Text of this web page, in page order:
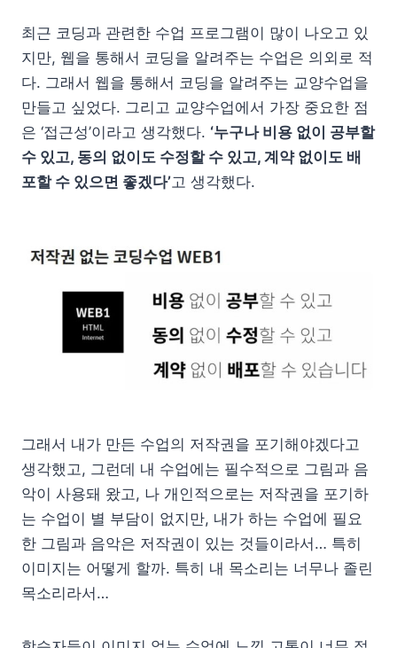
최근 코딩과 관련한 수업 프로그램이 많이 나오고 있
지만, 웹을 통해서 코딩을 알려주는 수업은 의외로 적
다. 그래서 웹을 통해서 코딩을 알려주는 교양수업을
만들고 싶었다. 그리고 교양수업에서 가장 중요한 점
은 ‘접근성’이라고 생각했다. ‘누구나 비용 없이 공부할
수 있고, 동의 없이도 수정할 수 있고, 계약 없이도 배
포할 수 있으면 좋겠다’고 생각했다.
그래서 내가 만든 수업의 저작권을 포기해야겠다고
생각했고, 그런데 내 수업에는 필수적으로 그림과 음
악이 사용돼 왔고, 나 개인적으로는 저작권을 포기하
는 수업이 별 부담이 없지만, 내가 하는 수업에 필요
한 그림과 음악은 저작권이 있는 것들이라서… 특히
이미지는 어떻게 할까. 특히 내 목소리는 너무나 졸린
목소리라서…